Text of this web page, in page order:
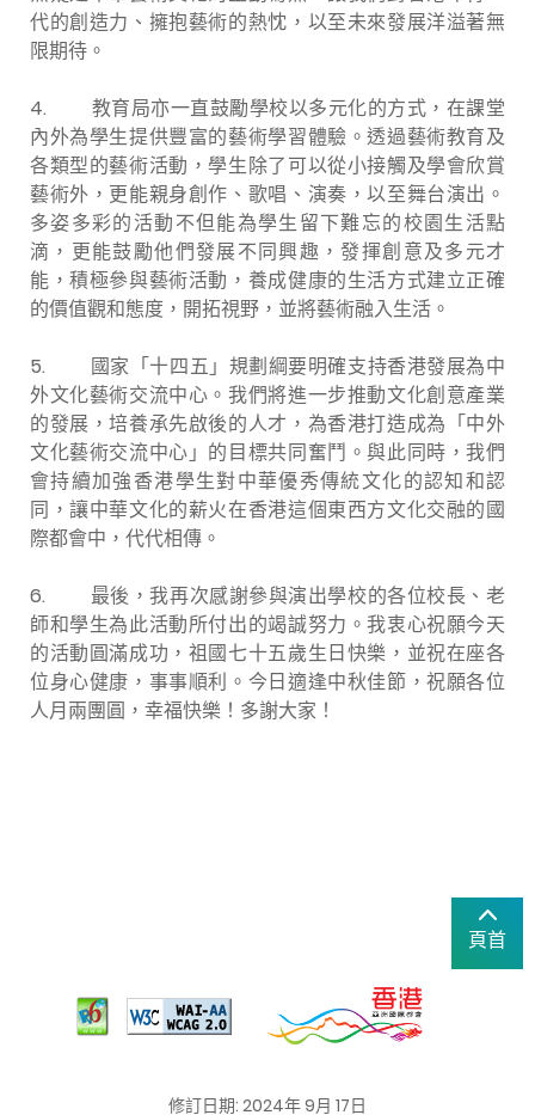
代的創造力、擁抱藝術的熱忱，以至未來發展洋溢著無
限期待。
4. 教育局亦一直鼓勵學校以多元化的方式，在課堂
內外為學生提供豐富的藝術學習體驗。透過藝術教育及
各類型的藝術活動，學生除了可以從小接觸及學會欣賞
藝術外，更能親身創作、歌唱、演奏，以至舞台演出。
多姿多彩的活動不但能為學生留下難忘的校園生活點
滴，更能鼓勵他們發展不同興趣，發揮創意及多元才
能，積極參與藝術活動，養成健康的生活方式建立正確
的價值觀和態度，開拓視野，並將藝術融入生活。
5. 國家「十四五」規劃綱要明確支持香港發展為中
外文化藝術交流中心。我們將進一步推動文化創意產業
的發展，培養承先啟後的人才，為香港打造成為「中外
文化藝術交流中心」的目標共同奮鬥。與此同時，我們
會持續加強香港學生對中華優秀傳統文化的認知和認
同，讓中華文化的薪火在香港這個東西方文化交融的國
際都會中，代代相傳。
6. 最後，我再次感謝參與演出學校的各位校長、老
師和學生為此活動所付出的竭誠努力。我衷心祝願今天
的活動圓滿成功，祖國七十五歲生日快樂，並祝在座各
位身心健康，事事順利。今日適逢中秋佳節，祝願各位
人月兩團圓，幸福快樂！多謝大家！
頁首
修訂日期: 2024年 9月 17日